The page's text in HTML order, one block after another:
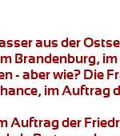
aus der
Brandenburg,
- aber wie? Die
im Auftrag
Auftrag der